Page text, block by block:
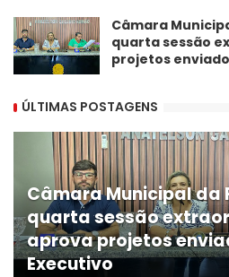
Câmara
quarta sessão
projetos
ÚLTIMAS POSTAGENS
Câmara Municipal da
quarta sessão
aprova projetos
Executivo